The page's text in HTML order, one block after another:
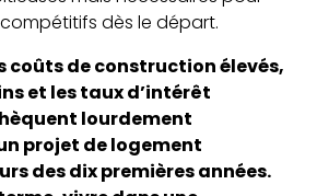
dès le départ.
coûts de construction élevés,
et les taux d’intérêt
lourdement
projet de logement
des dix premières années.